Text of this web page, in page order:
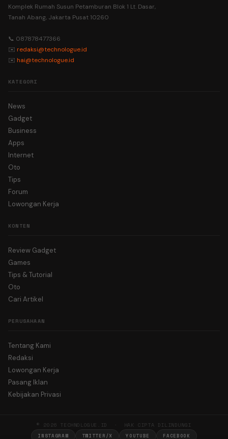
Komplek Rumah Susun Petamburan Blok 1 Lt. Dasar,
Tanah Abang, Jakarta Pusat 10260
📞 087878477366
✉️ redaksi@technologue.id
✉️ hai@technologue.id
KATEGORI
News
Gadget
Business
Apps
Internet
Oto
Tips
Forum
Lowongan Kerja
KONTEN
Review Gadget
Games
Tips & Tutorial
Oto
Cari Artikel
PERUSAHAAN
Tentang Kami
Redaksi
Lowongan Kerja
Pasang Iklan
Kebijakan Privasi
© 2026 TECHNOLOGUE.ID · HAK CIPTA DILINDUNGI
INSTAGRAM TWITTER/X YOUTUBE FACEBOOK